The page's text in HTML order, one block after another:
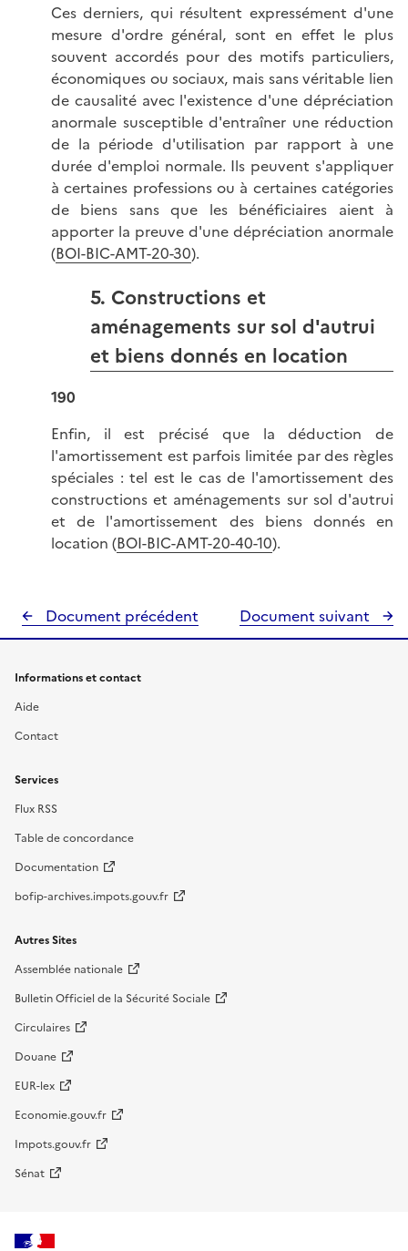
Ces derniers, qui résultent expressément d'une
mesure d'ordre général, sont en effet le plus
souvent accordés pour des motifs particuliers,
économiques ou sociaux, mais sans véritable lien
de causalité avec l'existence d'une dépréciation
anormale susceptible d'entraîner une réduction
de la période d'utilisation par rapport à une
durée d'emploi normale. Ils peuvent s'appliquer
à certaines professions ou à certaines catégories
de biens sans que les bénéficiaires aient à
apporter la preuve d'une dépréciation anormale
(BOI-BIC-AMT-20-30).
5. Constructions et
aménagements sur sol d'autrui
et biens donnés en location
190
Enfin, il est précisé que la déduction de
l'amortissement est parfois limitée par des règles
spéciales : tel est le cas de l'amortissement des
constructions et aménagements sur sol d'autrui
et de l'amortissement des biens donnés en
location (BOI-BIC-AMT-20-40-10).
Document précédent Document suivant
Informations et contact
Aide
Contact
Services
Flux RSS
Table de concordance
Documentation
bofip-archives.impots.gouv.fr
Autres Sites
Assemblée nationale
Bulletin Officiel de la Sécurité Sociale
Circulaires
Douane
EUR-lex
Economie.gouv.fr
Impots.gouv.fr
Sénat